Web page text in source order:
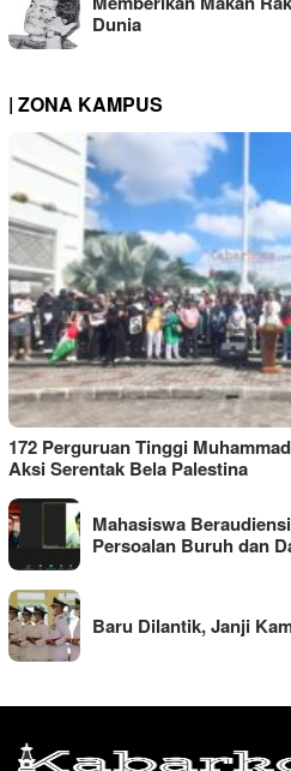
Dunia
| ZONA KAMPUS
172 Perguruan Tinggi
Aksi Serentak Bela Palestina
Mahasiswa
Persoalan Buruh dan
Baru Dilantik, Janji